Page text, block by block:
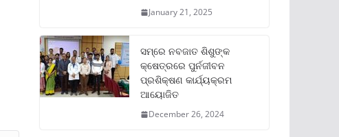
January 21, 2025
ସମ୍‌ରେ ନବଜାତ ଶିଶୁଙ୍କ
କ୍ଷେତ୍ରରେ ପୁର୍ନଜୀବନ
ପ୍ରଶିକ୍ଷଣ କାର୍ଯ୍ୟକ୍ରମ
ଆୟୋଜିତ
December 26, 2024